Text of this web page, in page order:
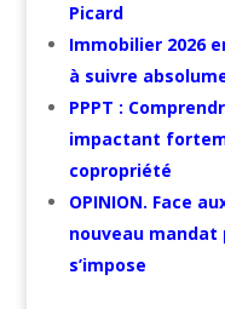
Picard
Immobilier 2026
à suivre
PPPT :
impactant
copropriété
OPINION. Face
nouveau mandat
s’impose